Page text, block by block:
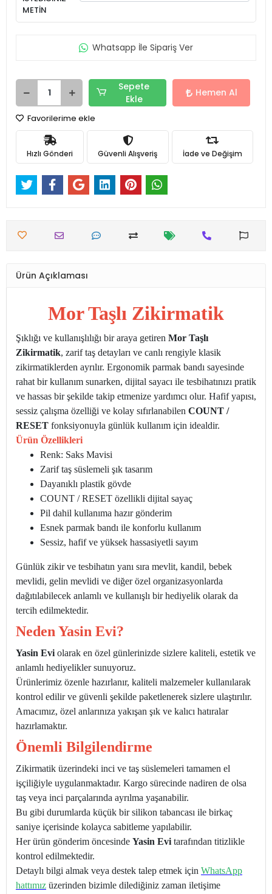
METİN
Whatsapp İle Sipariş Ver
Sepete
Ekle
Hemen Al
Favorilerime ekle
Hızlı Gönderi Güvenli Alışveriş İade ve Değişim
Ürün Açıklaması
Mor Taşlı Zikirmatik
Şıklığı ve kullanışlılığı bir araya getiren Mor Taşlı
Zikirmatik, zarif taş detayları ve canlı rengiyle klasik
zikirmatiklerden ayrılır. Ergonomik parmak bandı sayesinde
rahat bir kullanım sunarken, dijital sayacı ile tesbihatınızı pratik
ve hassas bir şekilde takip etmenize yardımcı olur. Hafif yapısı,
sessiz çalışma özelliği ve kolay sıfırlanabilen COUNT /
RESET fonksiyonuyla günlük kullanım için idealdir.
Ürün Özellikleri
Renk: Saks Mavisi
Zarif taş süslemeli şık tasarım
Dayanıklı plastik gövde
COUNT / RESET özellikli dijital sayaç
Pil dahil kullanıma hazır gönderim
Esnek parmak bandı ile konforlu kullanım
Sessiz, hafif ve yüksek hassasiyetli sayım
Günlük zikir ve tesbihatın yanı sıra mevlit, kandil, bebek
mevlidi, gelin mevlidi ve diğer özel organizasyonlarda
dağıtılabilecek anlamlı ve kullanışlı bir hediyelik olarak da
tercih edilmektedir.
Neden Yasin Evi?
Yasin Evi olarak en özel günlerinizde sizlere kaliteli, estetik ve
anlamlı hediyelikler sunuyoruz.
Ürünlerimiz özenle hazırlanır, kaliteli malzemeler kullanılarak
kontrol edilir ve güvenli şekilde paketlenerek sizlere ulaştırılır.
Amacımız, özel anlarınıza yakışan şık ve kalıcı hatıralar
hazırlamaktır.
Önemli Bilgilendirme
Zikirmatik üzerindeki inci ve taş süslemeleri tamamen el
işçiliğiyle uygulanmaktadır. Kargo sürecinde nadiren de olsa
taş veya inci parçalarında ayrılma yaşanabilir.
Bu gibi durumlarda küçük bir silikon tabancası ile birkaç
saniye içerisinde kolayca sabitleme yapılabilir.
Her ürün gönderim öncesinde Yasin Evi tarafından titizlikle
kontrol edilmektedir.
Detaylı bilgi almak veya destek talep etmek için WhatsApp
hattımız üzerinden bizimle dilediğiniz zaman iletişime